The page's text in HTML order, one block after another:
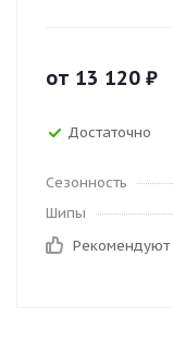
от 13 120 ₽
Достаточно
Сезонность
Шипы
Рекомендуют